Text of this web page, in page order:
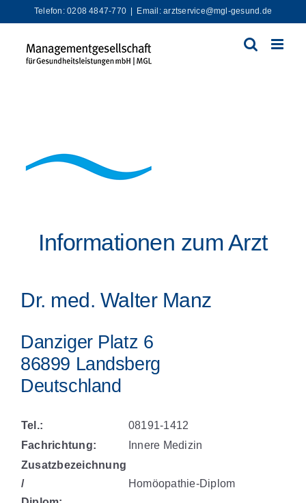
Inhalt
springen
Telefon: 0208 4847-770 Email: arztservice@mgl-gesund.de
Informationen zum Arzt
Dr. med. Walter Manz
Danziger Platz 6
86899 Landsberg
Deutschland
Tel.:
08191-1412
Fachrichtung:
Innere Medizin
Zusatzbezeichnung
/
Homöopathie-Diplom